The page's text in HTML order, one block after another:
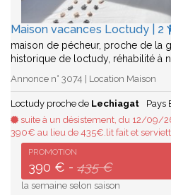
Maison vacances Loctudy | 2
maison de pécheur, proche de la
historique de loctudy, réhabilité à
Annonce n° 3074 | Location Maison
Loctudy proche de Lechiagat Pays
suite à un désistement, du 12/09/
390€ au lieu de 435€.lit fait et
PROMOTION
390 € - 435 €
la semaine selon saison